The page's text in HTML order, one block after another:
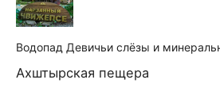
Водопад Девичьи слёзы и
Ахштырская пещера